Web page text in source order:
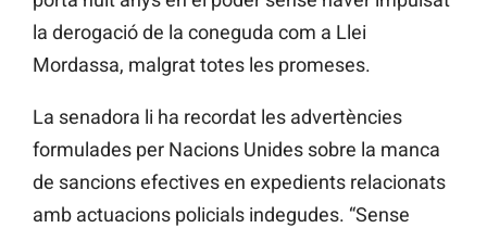
la derogació de la coneguda com a Llei
Mordassa, malgrat totes les promeses.
La senadora li ha recordat les advertències
formulades per Nacions Unides sobre la manca
de sancions efectives en expedients relacionats
amb actuacions policials indegudes. “Sense